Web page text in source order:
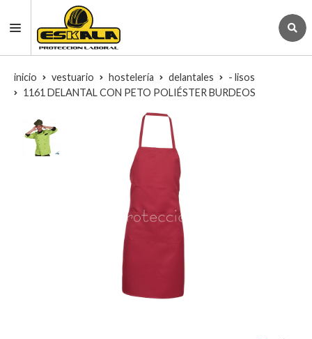
inicio vestuario hostelería delantales
- lisos
1161 DELANTAL CON PETO POLIÉSTER BURDEOS